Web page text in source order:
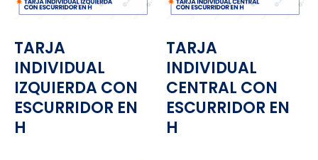
TARJA
INDIVIDUAL
IZQUIERDA CON
ESCURRIDOR EN
H
TARJA
INDIVIDUAL
CENTRAL CON
ESCURRIDOR EN
H